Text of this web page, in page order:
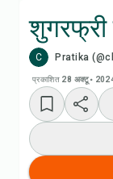
C Pratika
प्रकाशित 28 अक्टू॰